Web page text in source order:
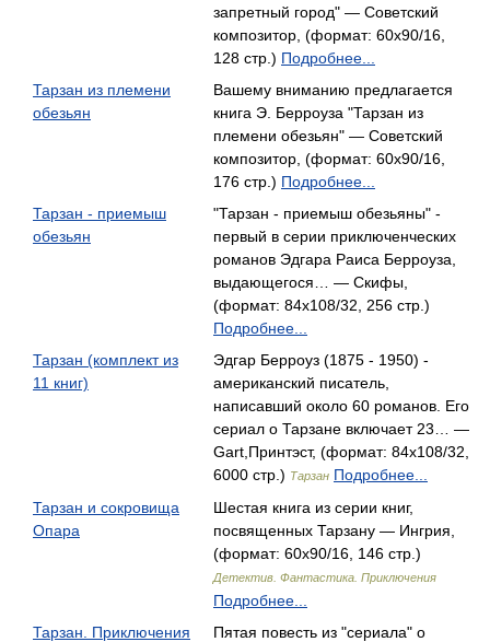
запретный город" — Советский
композитор, (формат: 60x90/16,
128 стр.) Подробнее...
Тарзан из племени
обезьян
Вашему вниманию предлагается
книга Э. Берроуза "Тарзан из
племени обезьян" — Советский
композитор, (формат: 60x90/16,
176 стр.) Подробнее...
Тарзан - приемыш
обезьян
"Тарзан - приемыш обезьяны" -
первый в серии приключенческих
романов Эдгара Раиса Берроуза,
выдающегося… — Скифы,
(формат: 84x108/32, 256 стр.)
Подробнее...
Тарзан (комплект из
11 книг)
Эдгар Берроуз (1875 - 1950) -
американский писатель,
написавший около 60 романов. Его
сериал о Тарзане включает 23… —
Gart,Принтэст, (формат: 84x108/32,
6000 стр.) Тарзан Подробнее...
Тарзан и сокровища
Опара
Шестая книга из серии книг,
посвященных Тарзану — Ингрия,
(формат: 60x90/16, 146 стр.)
Детектив. Фантастика. Приключения
Подробнее...
Тарзан. Приключения
Пятая повесть из "сериала" о